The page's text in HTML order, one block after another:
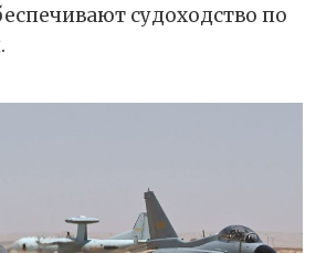
судоходство по